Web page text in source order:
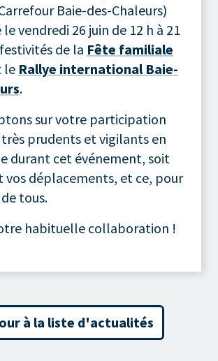
Baie-des-Chaleurs)
vendredi 26 juin de 12 h à 21
de la Fête familiale
le Rallye international Baie-
.
sur votre participation
très prudents et vigilants en
durant cet événement, soit
déplacements, et ce, pour
tous.
habituelle collaboration !
à la liste d'actualités